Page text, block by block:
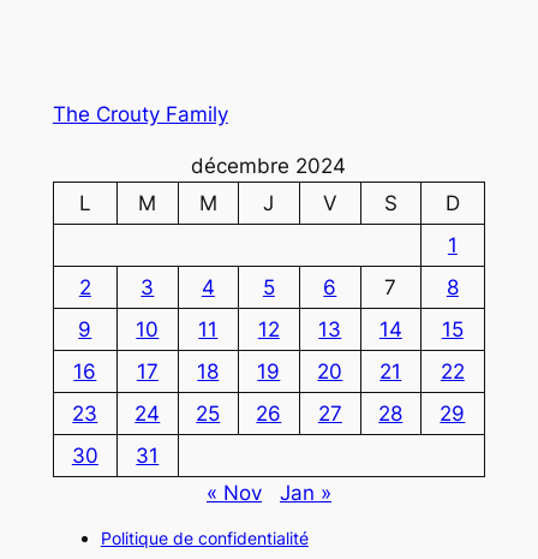
The Crouty Family
décembre 2024
L
M M J V S
D
1
2
3 4 5 6 7
8
9
10 11 12 13 14
15
16
17 18 19 20 21
22
23
24 25 26 27 28
29
30
31
« Nov
Jan »
Politique de confidentialité